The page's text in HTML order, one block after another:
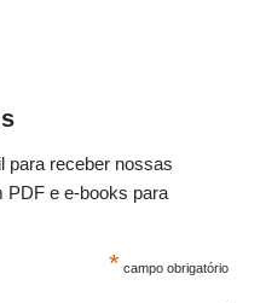
para receber nossas
PDF e e-books para
* campo obrigatório